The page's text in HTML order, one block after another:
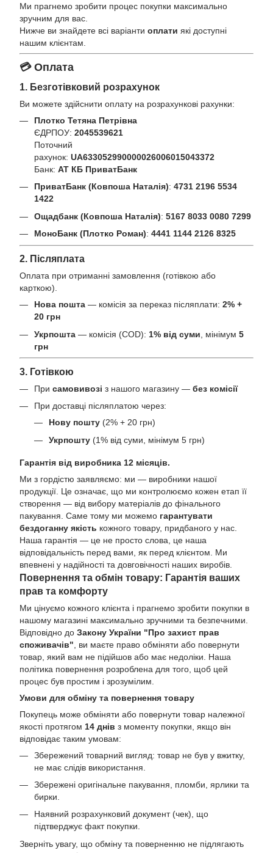
Ми прагнемо зробити процес покупки максимально
зручним для вас.
Нижче ви знайдете всі варіанти оплати які доступні
нашим клієнтам.
💳 Оплата
1. Безготівковий розрахунок
Ви можете здійснити оплату на розрахункові рахунки:
Плотко Тетяна Петрівна
ЄДРПОУ: 2045539621
Поточний
рахунок: UA633052990000026006015043372
Банк: АТ КБ ПриватБанк
ПриватБанк (Ковпоша Наталія): 4731 2196 5534
1422
Ощадбанк (Ковпоша Наталія): 5167 8033 0080 7299
МоноБанк (Плотко Роман): 4441 1144 2126 8325
2. Післяплата
Оплата при отриманні замовлення (готівкою або
карткою).
Нова пошта — комісія за переказ післяплати: 2% +
20 грн
Укрпошта — комісія (COD): 1% від суми , мінімум 5
грн
3. Готівкою
При самовивозі з нашого магазину — без комісії
При доставці післяплатою через:
Нову пошту (2% + 20 грн)
Укрпошту (1% від суми, мінімум 5 грн)
Гарантія від виробника 12 місяців.
Ми з гордістю заявляємо: ми — виробники нашої
продукції. Це означає, що ми контролюємо кожен етап її
створення — від вибору матеріалів до фінального
пакування. Саме тому ми можемо гарантувати
бездоганну якість кожного товару, придбаного у нас.
Наша гарантія — це не просто слова, це наша
відповідальність перед вами, як перед клієнтом. Ми
впевнені у надійності та довговічності наших виробів.
Повернення та обмін товару: Гарантія ваших
прав та комфорту
Ми цінуємо кожного клієнта і прагнемо зробити покупки в
нашому магазині максимально зручними та безпечними.
Відповідно до Закону України "Про захист прав
споживачів" , ви маєте право обміняти або повернути
товар, який вам не підійшов або має недоліки. Наша
політика повернення розроблена для того, щоб цей
процес був простим і зрозумілим.
Умови для обміну та повернення товару
Покупець може обміняти або повернути товар належної
якості протягом 14 днів з моменту покупки, якщо він
відповідає таким умовам:
Збережений товарний вигляд: товар не був у вжитку,
не має слідів використання.
Збережені оригінальне пакування, пломби, ярлики та
бирки.
Наявний розрахунковий документ (чек), що
підтверджує факт покупки.
Зверніть увагу, що обміну та поверненню не підлягають